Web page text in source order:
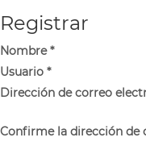
Registrar
Nombre*
Usuario *
Dirección de correo
Confirme la dirección de